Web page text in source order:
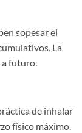
sopesar el
La
a futuro.
de inhalar
físico máximo.